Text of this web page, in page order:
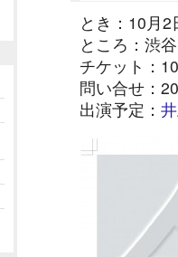
とき：10月
ところ：渋
チケット：
問い合せ：
出演予定：